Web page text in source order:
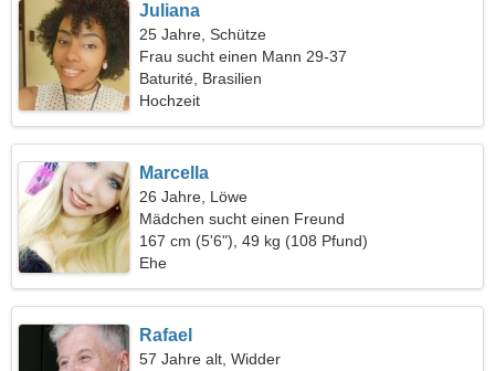
Juliana
25 Jahre, Schütze
Frau sucht einen Mann 29-37
Baturité, Brasilien
Hochzeit
Marcella
26 Jahre, Löwe
Mädchen sucht einen Freund
167 cm (5'6"), 49 kg (108 Pfund)
Ehe
Rafael
57 Jahre alt, Widder